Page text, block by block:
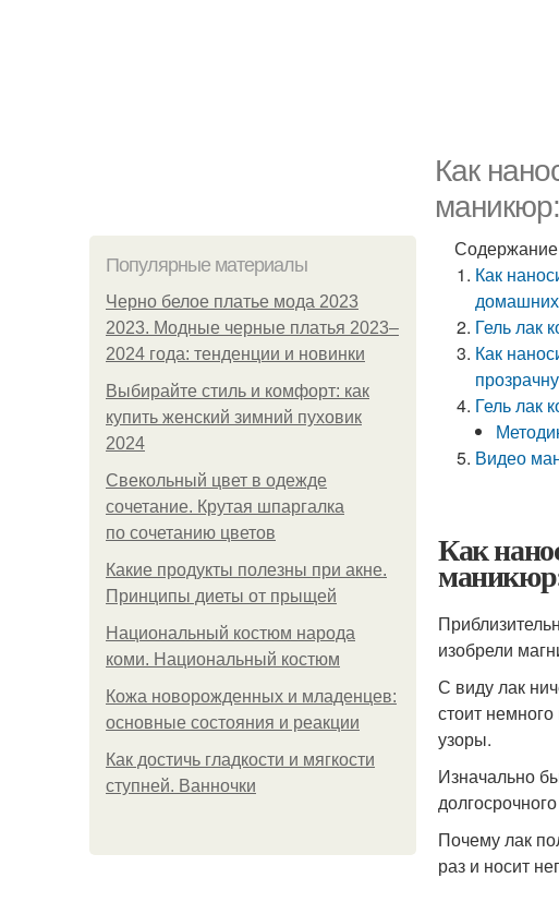
Как
Популярные материалы
Черно белое платье мода 2023
2023. Модные черные платья 2023–
2024 года: тенденции и новинки
Выбирайте стиль и комфорт: как
купить женский зимний пуховик
2024
Свекольный цвет в одежде
сочетание. Крутая шпаргалка
по сочетанию цветов
Какие продукты полезны при акне.
Принципы диеты от прыщей
Национальный костюм народа
коми. Национальный костюм
Кожа новорожденных и младенцев:
основные состояния и реакции
Как достичь гладкости и мягкости
ступней. Ванночки
Содержание
Как
Гель лак
Как
Гель лак
Видео
Как
изобрели
С виду лак
стоит
узоры.
Изначально
Почему лак
раз и носит